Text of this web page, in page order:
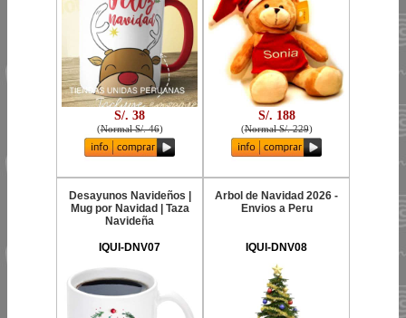
S/. 38
(Normal S/. 46)
S/. 188
(Normal S/. 229)
Desayunos Navideños |
Mug por Navidad | Taza
Navideña
IQUI-DNV07
Arbol de Navidad 2026 -
Envios a Peru
IQUI-DNV08